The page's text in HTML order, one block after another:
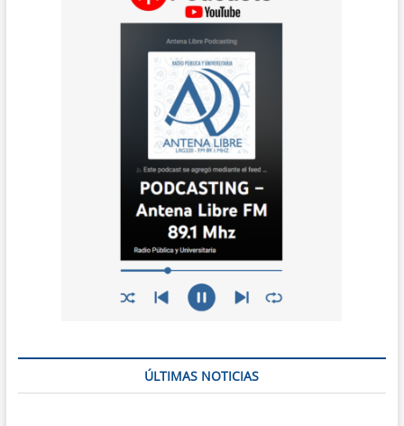
ÚLTIMAS NOTICIAS